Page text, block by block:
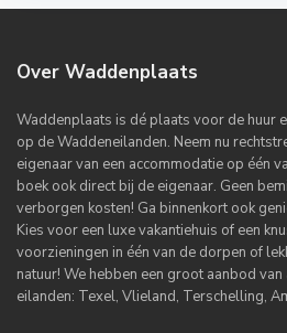
Over Waddenplaats
Waddenplaats is dé plaats voor de huur
op de Waddeneilanden. Neem nu
eigenaar van een accommodatie op één
boek ook direct bij de eigenaar. Geen
verborgen kosten! Ga binnenkort ook
Kies voor een luxe vakantiehuis of een
voorzieningen in één van de dorpen of
natuur! We hebben een groot aanbod
eilanden: Texel, Vlieland, Terschelling,